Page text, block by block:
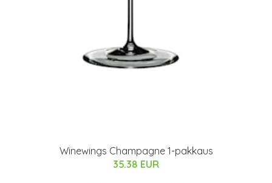
Winewings Champagne 1-pakkaus
35.38 EUR